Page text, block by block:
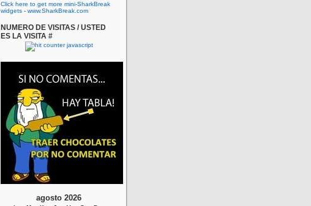
Click here to get more mini-SharkBreak
widgets - www.SharkBreak.com
NUMERO DE VISITAS / USTED
ES LA VISITA #
agosto 2026